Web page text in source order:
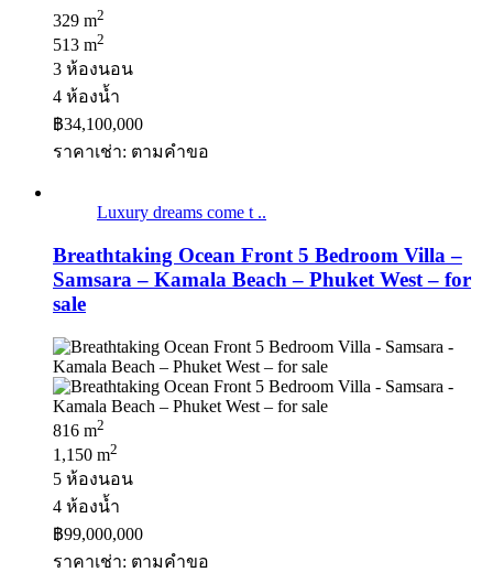
329 m2
513 m2
3 ห้องนอน
4 ห้องน้ำ
฿34,100,000
ราคาเช่า: ตามคําขอ
Luxury dreams come t ..
Breathtaking Ocean Front 5 Bedroom Villa –
Samsara – Kamala Beach – Phuket West – for
sale
816 m2
1,150 m2
5 ห้องนอน
4 ห้องน้ำ
฿99,000,000
ราคาเช่า: ตามคําขอ